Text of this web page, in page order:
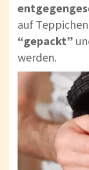
auf
“gepackt”
werden.